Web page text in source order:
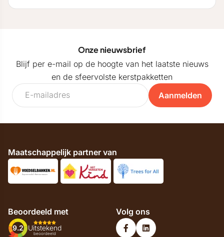
Onze nieuwsbrief
Blijf per e-mail op de hoogte van het laatste nieuws
en de sfeervolste kerstpakketten
Aanmelden
Maatschappelijk partner van
Beoordeeld met
9.2 Uitstekend
beoordeeld
Volg ons